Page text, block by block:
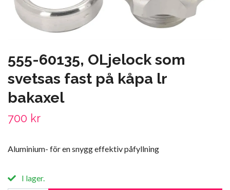
555-60135, OLjelock som
svetsas fast på kåpa lr
bakaxel
700 kr
Aluminium- för en snygg effektiv påfyllning
I lager.